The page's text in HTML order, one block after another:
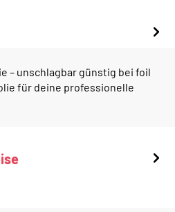
– unschlagbar günstig bei foil
für deine professionelle